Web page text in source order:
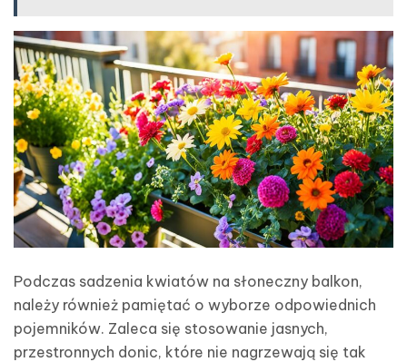
Podczas sadzenia kwiatów na słoneczny balkon,
należy również pamiętać o wyborze odpowiednich
pojemników. Zaleca się stosowanie jasnych,
przestronnych donic, które nie nagrzewają się tak